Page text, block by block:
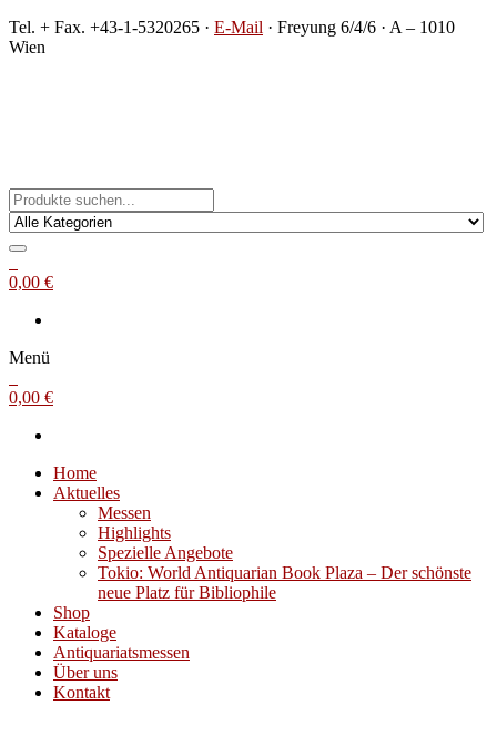
Zum
Inhalt
Tel. + Fax. +43-1-5320265 · E-Mail · Freyung 6/4/6 · A – 1010
Wien
0,00 €
Menü
0,00 €
Home
Aktuelles
Messen
Highlights
Spezielle Angebote
Tokio: World Antiquarian Book Plaza – Der schönste
neue Platz für Bibliophile
Shop
Kataloge
Antiquariatsmessen
Über uns
Kontakt